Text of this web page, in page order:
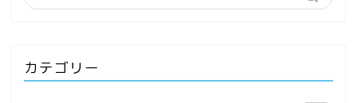
カテゴリー